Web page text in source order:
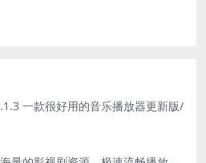
一款很好用的音乐播放器更新版/